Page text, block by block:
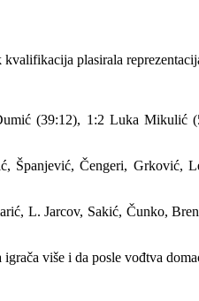
plasirala
(39:12), 1:2 Luka Mikulić
Čengeri, Grković,
L. Jarcov, Sakić, Čunko,
više i da posle vođtva